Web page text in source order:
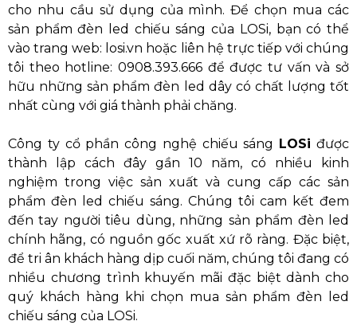
cho nhu cầu sử dụng của mình. Để chọn mua các
sản phẩm đèn led chiếu sáng của LOSi, bạn có thể
vào trang web: losi.vn hoặc liên hệ trực tiếp với chúng
tôi theo hotline: 0908.393.666 để được tư vấn và sở
hữu những sản phẩm đèn led dây có chất lượng tốt
nhất cùng với giá thành phải chăng.
Công ty cổ phần công nghệ chiếu sáng LOSi được
thành lập cách đây gần 10 năm, có nhiều kinh
nghiệm trong việc sản xuất và cung cấp các sản
phẩm đèn led chiếu sáng. Chúng tôi cam kết đem
đến tay người tiêu dùng, những sản phẩm đèn led
chính hãng, có nguồn gốc xuất xứ rõ ràng. Đặc biệt,
để tri ân khách hàng dịp cuối năm, chúng tôi đang có
nhiều chương trình khuyến mãi đặc biệt dành cho
quý khách hàng khi chọn mua sản phẩm đèn led
chiếu sáng của LOSi.